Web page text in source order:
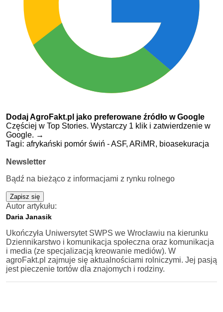
Dodaj AgroFakt.pl jako preferowane źródło w Google
Częściej w Top Stories. Wystarczy 1 klik i zatwierdzenie w
Google. →
Tagi: afrykański pomór świń - ASF, ARiMR, bioasekuracja
Newsletter
Bądź na bieżąco z informacjami z rynku rolnego
Zapisz się
Autor artykułu:
Daria Janasik
Ukończyła Uniwersytet SWPS we Wrocławiu na kierunku
Dziennikarstwo i komunikacja społeczna oraz komunikacja
i media (ze specjalizacją kreowanie mediów). W
agroFakt.pl zajmuje się aktualnościami rolniczymi. Jej pasją
jest pieczenie tortów dla znajomych i rodziny.